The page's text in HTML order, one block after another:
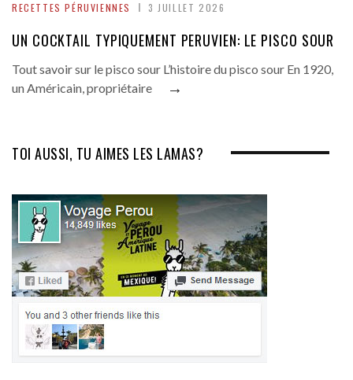
RECETTES PÉRUVIENNES 3 JUILLET 2026
UN COCKTAIL TYPIQUEMENT PERUVIEN: LE PISCO SOUR
Tout savoir sur le pisco sour L’histoire du pisco sour En 1920,
un Américain, propriétaire
→
TOI AUSSI, TU AIMES LES LAMAS?